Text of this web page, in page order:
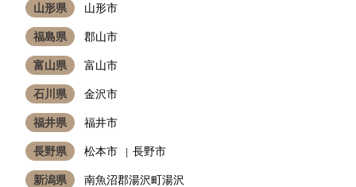
山形県 山形市
福島県 郡山市
富山県 富山市
石川県 金沢市
福井県 福井市
長野県 松本市 長野市
新潟県
南魚沼郡湯沢町湯沢